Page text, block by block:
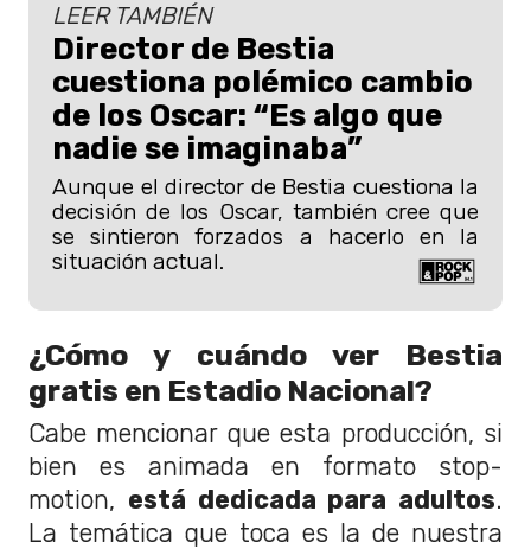
LEER TAMBIÉN
Director de Bestia
cuestiona polémico cambio
de los Oscar: “Es algo que
nadie se imaginaba”
Aunque el director de Bestia cuestiona la
decisión de los Oscar, también cree que
se sintieron forzados a hacerlo en la
situación actual.
¿Cómo y cuándo ver Bestia
gratis en Estadio Nacional?
Cabe mencionar que esta producción, si
bien es animada en formato stop-
motion, está dedicada para adultos.
La temática que toca es la de nuestra